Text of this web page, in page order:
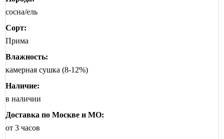
сосна/ель
Сорт:
Прима
Влажность:
камерная сушка (8-12%)
Наличие:
в наличии
Доставка по Москве и МО:
от 3 часов